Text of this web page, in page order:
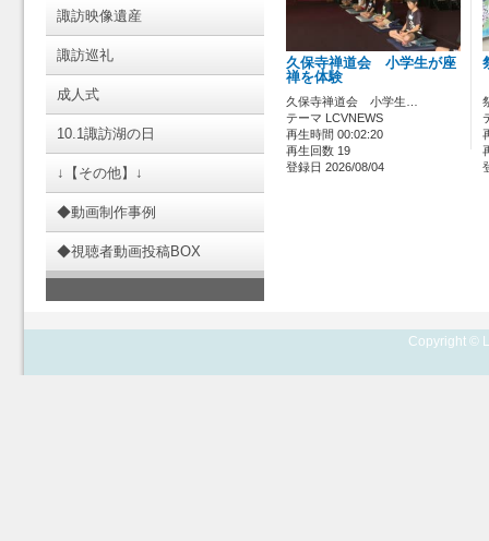
諏訪映像遺産
諏訪巡礼
成人式
10.1諏訪湖の日
↓【その他】↓
◆動画制作事例
◆視聴者動画投稿BOX
久保寺禅道会 小学生が座
禅を体験
久保寺禅道会 小学生…
テーマ LCVNEWS
再生時間 00:02:20
再生回数 19
登録日 2026/08/04
Copyright ©